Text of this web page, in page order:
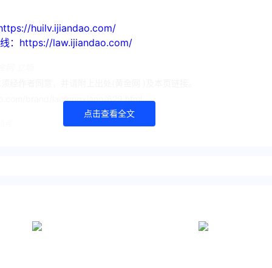
huilv.ijiandao.com/
：https://law.ijiandao.com/
brand/laofengxiang/629.html
点击查看全文